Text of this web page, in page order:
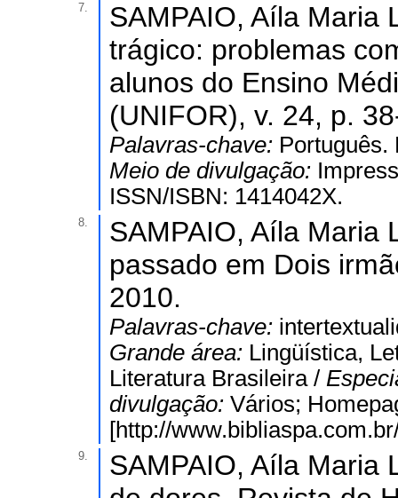
7.
SAMPAIO, Aíla Maria
trágico: problemas
alunos do Ensino
(UNIFOR), v. 24, p.
Palavras-chave: Português.
Meio de divulgação:
ISSN/ISBN: 1414042X.
8.
SAMPAIO, Aíla Maria
passado em Dois
2010.
Palavras-chave:
Grande área: Lingüística,
Literatura Brasileira /
divulgação: Vários;
[http://
9.
SAMPAIO, Aíla Maria